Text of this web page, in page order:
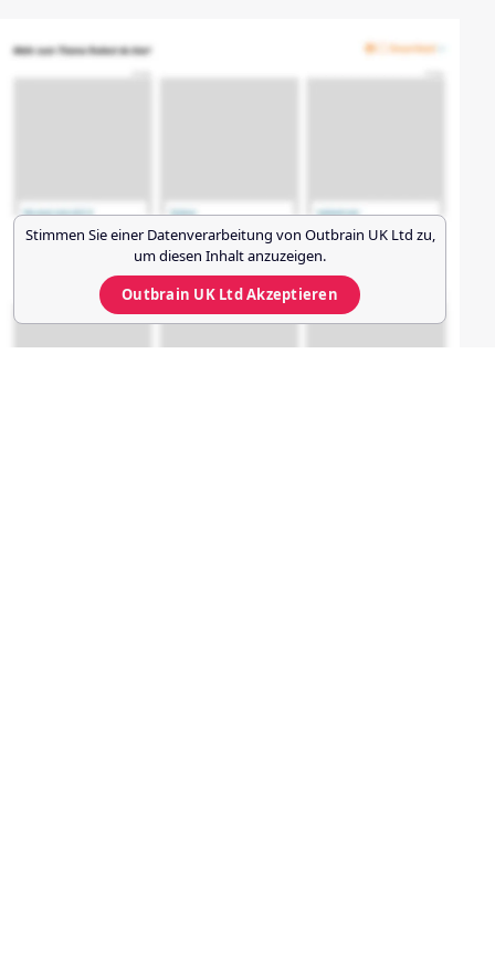
Stimmen Sie einer Datenverarbeitung von Outbrain UK Ltd zu,
um diesen Inhalt anzuzeigen.
Outbrain UK LtdAkzeptieren